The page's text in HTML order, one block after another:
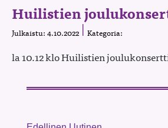
Huilistien
Julkaistu: 4.10.2022 Kategoria:
la 10.12 klo Huilistien